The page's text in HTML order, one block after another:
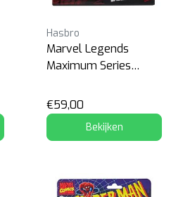
Hasbro
Marvel Legends
Maximum Series
€59,00
Bekijken